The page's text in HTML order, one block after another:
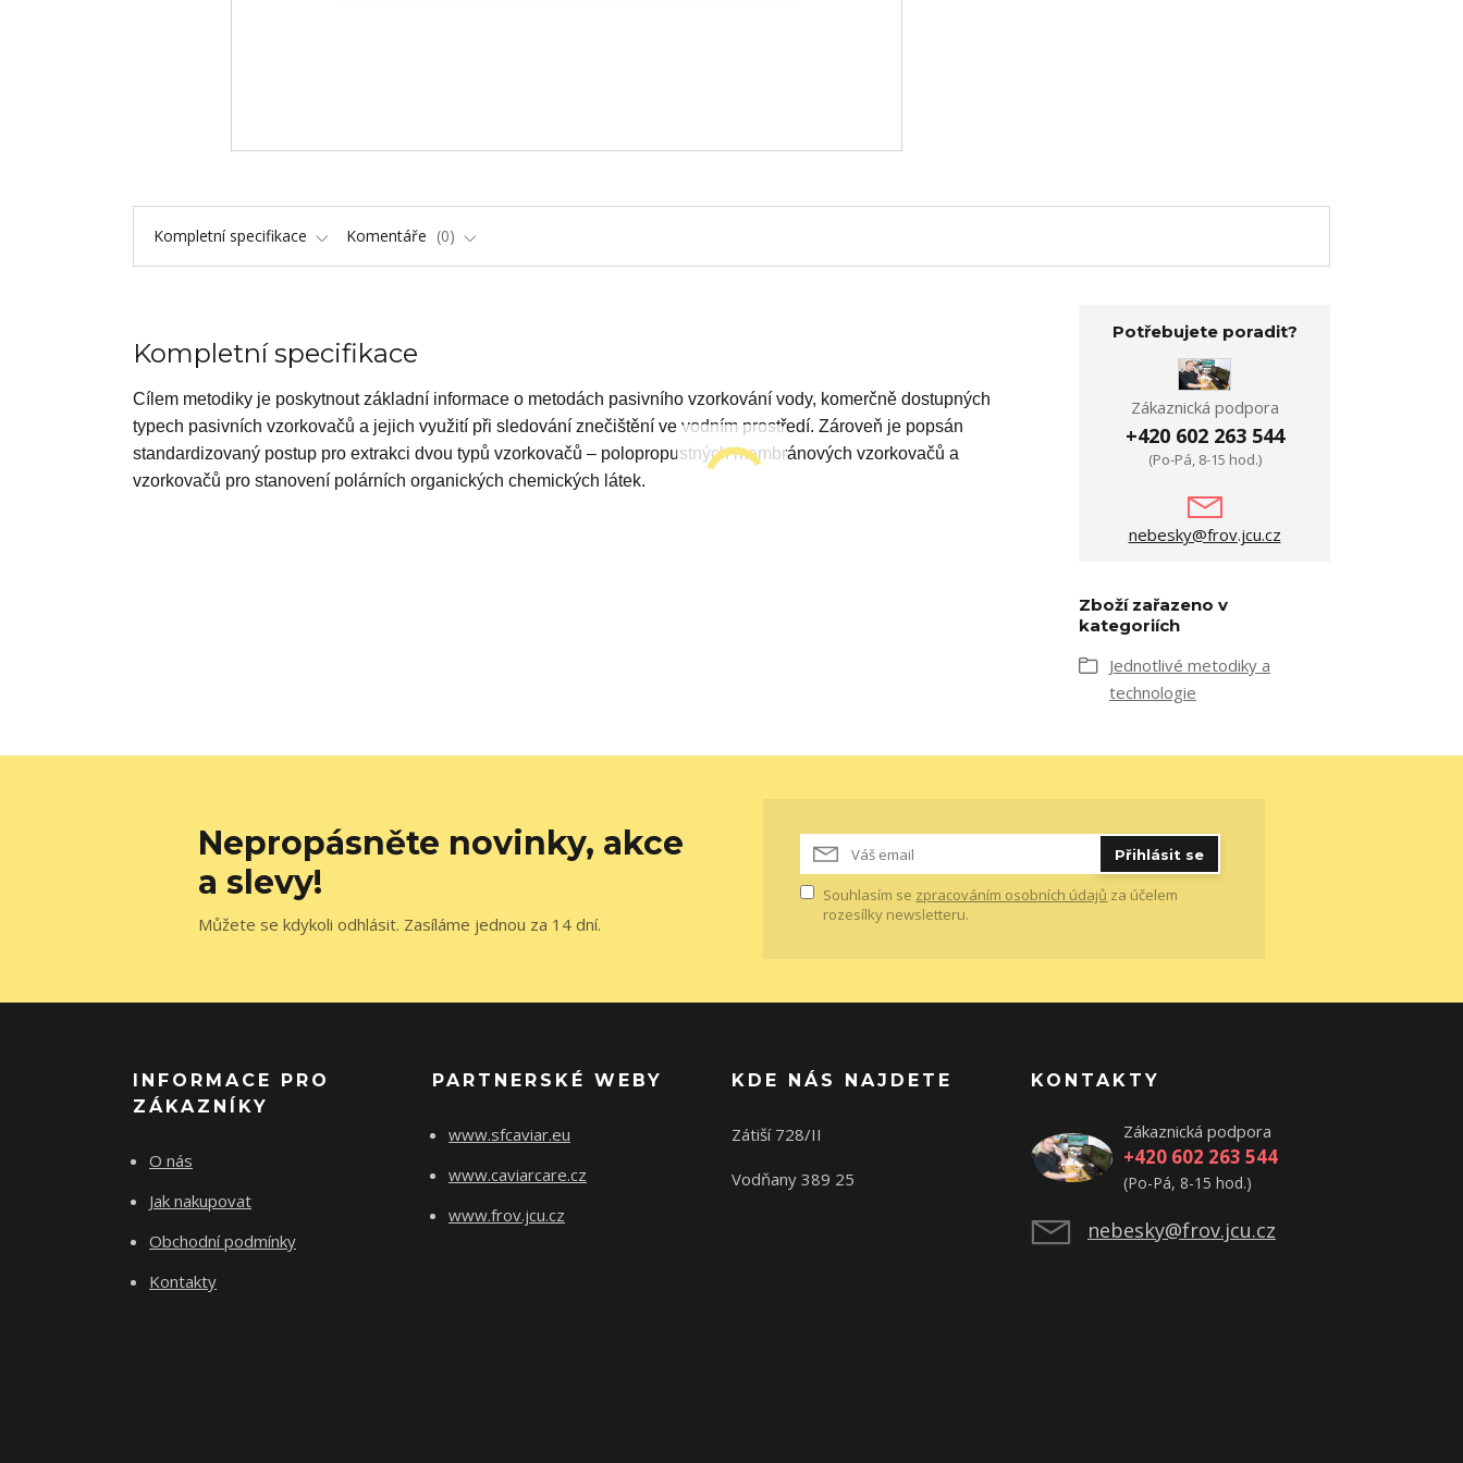
Kompletní specifikace Komentáře 0
Kompletní specifikace
Cílem metodiky je poskytnout základní informace o metodách pasivního vzorkování vody, komerčně dostupných
typech pasivních vzorkovačů a jejich využití při sledování znečištění ve vodním prostředí. Zároveň je popsán
standardizovaný postup pro extrakci dvou typů vzorkovačů – polopropustných membránových vzorkovačů a
vzorkovačů pro stanovení polárních organických chemických látek.
Potřebujete poradit?
Zákaznická podpora
+420 602 263 544
(Po-Pá, 8-15 hod.)
nebesky@frov.jcu.cz
Zboží zařazeno v
kategoriích
Jednotlivé metodiky a
technologie
Nepropásněte novinky, akce
a slevy!
Můžete se kdykoli odhlásit. Zasíláme jednou za 14 dní.
Přihlásit se
Souhlasím se zpracováním osobních údajů za účelem
rozesílky newsletteru.
INFORMACE PRO
ZÁKAZNÍKY
O nás
Jak nakupovat
Obchodní podmínky
Kontakty
PARTNERSKÉ WEBY
www.sfcaviar.eu
www.caviarcare.cz
www.frov.jcu.cz
KDE NÁS NAJDETE
Zátiší 728/II
Vodňany 389 25
KONTAKTY
Zákaznická podpora
+420 602 263 544
(Po-Pá, 8-15 hod.)
nebesky@frov.jcu.cz